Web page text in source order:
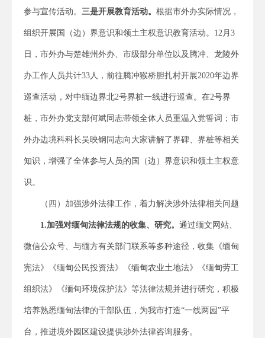
参与宣传活动。 三是开展教育活动。 根据市外办实际情况，
组织开展国（边）界意识和领土主权意识教育活动。12月3
日，市外办与楚雄州外办、市级部分单位以及腾冲、龙陵外
办工作人员共计33人，前往腾冲猴桥胆扎村开展2020年边界
巡查活动，对中缅边界北2号界桩一线进行巡查。在2号界
桩，市外办党支部何斌同志带领全体人员重温入党誓词；市
外办边境科科长吴映钢同志向大家讲解了界碑、界桩等相关
知识，增强了全体参与人员的国（边）界意识和领土主权意
识。
（四）加强涉外法律工作，着力解决涉外法律相关问题
1.加强对缅甸法律法规的收集、研究。 通过缅文网站、
微信公众号、与缅方有关部门联系等多种途径，收集《缅甸
宪法》《缅甸公民投资法》《缅甸农业土地法》《缅甸劳工
组织法》《缅甸环境保护法》等法律法规并进行研究，积极
培养熟悉缅甸法律的干部队伍，为我市打造“一线两园”平
台，推进境外园区建设提供涉外法律咨询服务。